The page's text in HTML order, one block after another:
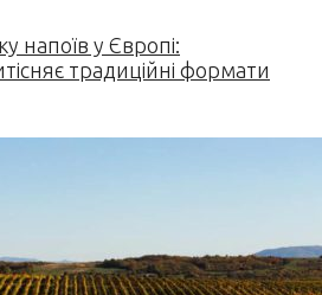
напоїв у Європі:
традиційні формати